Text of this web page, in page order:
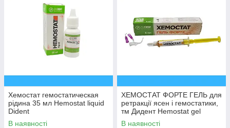
Хемостат гемостатическая
рідина 35 мл Hemostat liquid
Dident
В наявності
ХЕМОСТАТ ФОРТЕ ГЕЛЬ для
ретракції ясен і гемостатики,
тм Дидент Hemostat gel
Forte, Dident
В наявності